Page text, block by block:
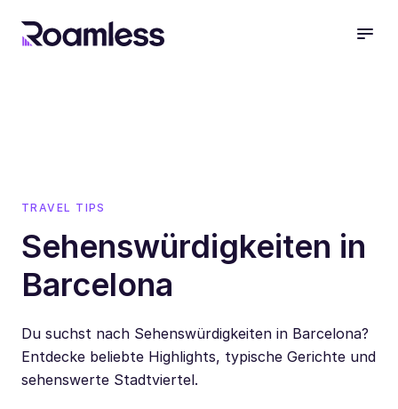
TRAVEL TIPS
Sehenswürdigkeiten in
Barcelona
Du suchst nach Sehenswürdigkeiten in Barcelona?
Entdecke beliebte Highlights, typische Gerichte und
sehenswerte Stadtviertel.